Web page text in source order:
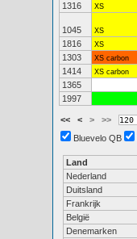
1316 XS
1045 XS
1816 XS
1303 XS carbon
1414 XS carbon
1365
1997
<< < > >>
Bluevelo QB
Land
Nederland
Duitsland
Frankrijk
België
Denemarken